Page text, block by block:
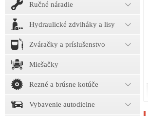
Ručné náradie
Hydraulické zdviháky a lisy
Zváračky a príslušenstvo
Miešačky
Rezné a brúsne kotúče
Vybavenie autodielne